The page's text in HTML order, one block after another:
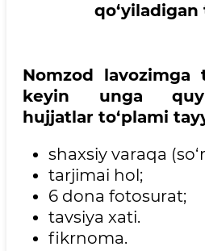
Nomzod lavozimga
keyin unga
hujjatlar to‘plami
shaxsiy varaqa
tarjimai hol;
6 dona fotosurat;
tavsiya xati.
fikrnoma.